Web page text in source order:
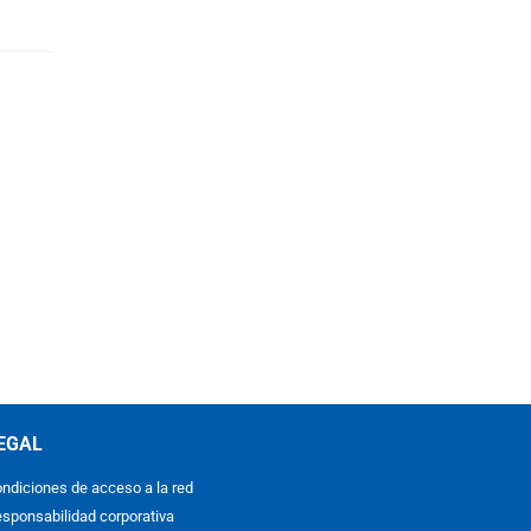
de acceso a la red
corporativa